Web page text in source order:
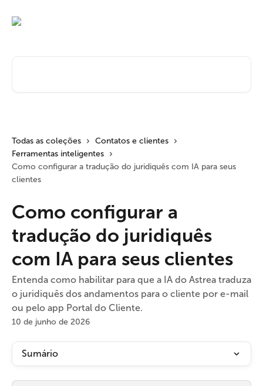
Todas as coleções
Contatos e clientes
Ferramentas inteligentes
Como configurar a tradução do juridiquês com IA para seus
clientes
Como configurar a
tradução do juridiquês
com IA para seus clientes
Entenda como habilitar para que a IA do Astrea traduza
o juridiquês dos andamentos para o cliente por e-mail
ou pelo app Portal do Cliente.
10 de junho de 2026
Sumário